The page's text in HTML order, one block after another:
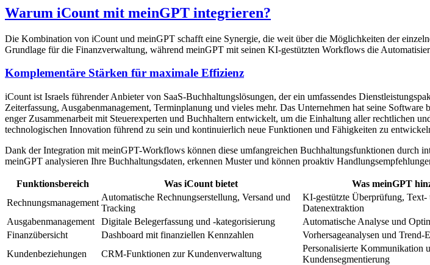
Warum iCount mit meinGPT integrieren?
Die Kombination von iCount und meinGPT schafft eine Synergie, die weit über die Möglichkeiten der
Grundlage für die Finanzverwaltung, während meinGPT mit seinen KI-gestützten Workflows die
Komplementäre Stärken für maximale Effizienz
iCount ist Israels führender Anbieter von SaaS-Buchhaltungslösungen, der ein umfassendes
Zeiterfassung, Ausgabenmanagement, Terminplanung und vieles mehr. Das Unternehmen hat seine
enger Zusammenarbeit mit Steuerexperten und Buchhaltern entwickelt, um die Einhaltung aller rechtlichen
technologischen Innovation führend zu sein und kontinuierlich neue Funktionen und Fähigkeiten zu
Dank der Integration mit meinGPT-Workflows können diese umfangreichen Buchhaltungsfunktionen durch
meinGPT analysieren Ihre Buchhaltungsdaten, erkennen Muster und können proaktiv
Funktionsbereich Was iCount bietet Was meinGPT
Rechnungsmanagement
Automatische Rechnungserstellung, Versand und
Tracking
KI-gestützte Überprüfung, Text-
Datenextraktion
Ausgabenmanagement
Digitale Belegerfassung und -kategorisierung Automatische Analyse und
Finanzübersicht
Dashboard mit finanziellen Kennzahlen Vorhersageanalysen und Trend-
Kundenbeziehungen
CRM-Funktionen zur Kundenverwaltung
Personalisierte Kommunikation
Kundensegmentierung